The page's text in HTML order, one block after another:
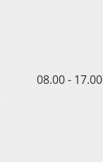
08.00 - 17.00